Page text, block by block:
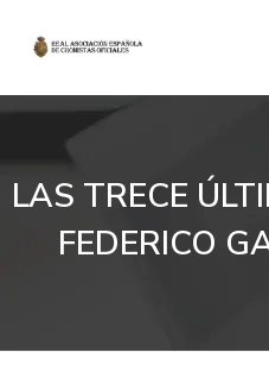
LAS TRECE
FEDERICO